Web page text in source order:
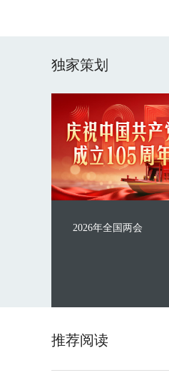
独家策划
2026年全国两会
推荐阅读